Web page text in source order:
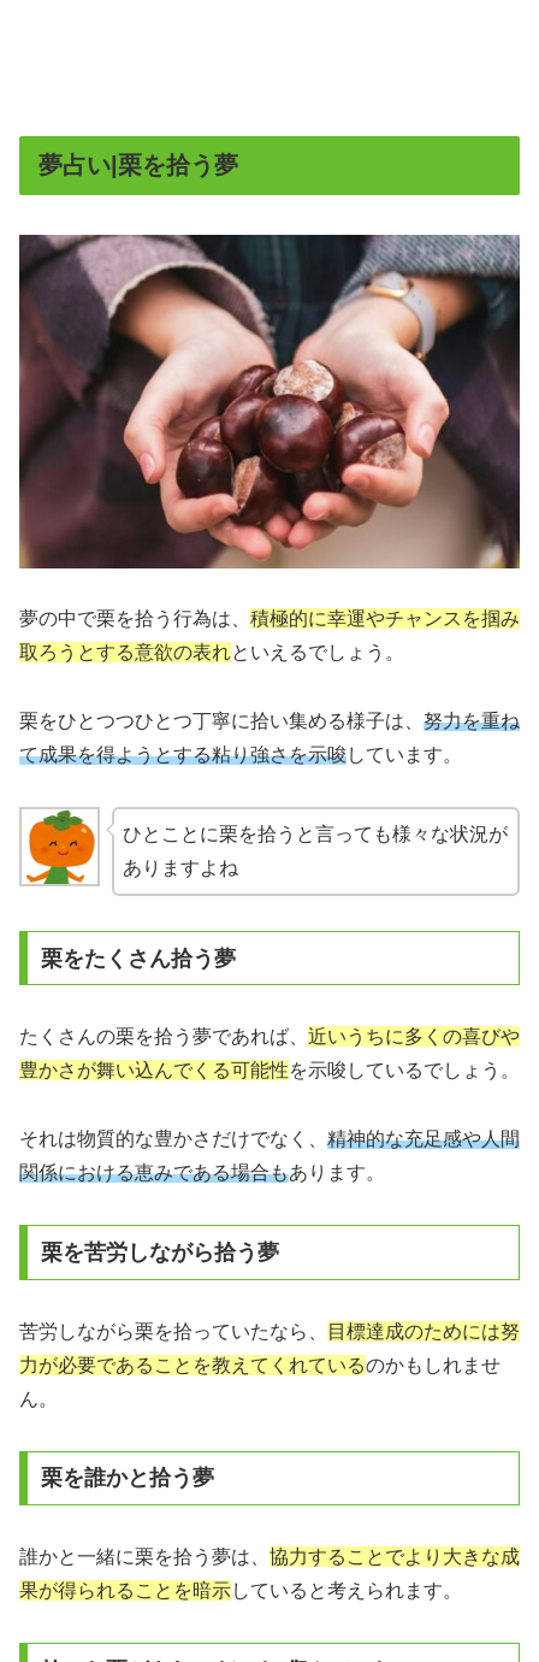
夢占い|栗を拾う夢
夢の中で栗を拾う行為は、 積極的に幸運やチャンスを掴み
取ろうとする意欲の表れといえるでしょう。
栗をひとつつひとつ丁寧に拾い集める様子は、 努力を重ね
て成果を得ようとする粘り強さを示唆しています。
ひとことに栗を拾うと言っても様々な状況が
ありますよね
栗をたくさん拾う夢
たくさんの栗を拾う夢であれば、 近いうちに多くの喜びや
豊かさが舞い込んでくる可能性を示唆しているでしょう。
それは物質的な豊かさだけでなく、 精神的な充足感や人間
関係における恵みである場合もあります。
栗を苦労しながら拾う夢
苦労しながら栗を拾っていたなら、
目標達成のためには努
力が必要であることを教えてくれているのかもしれませ
ん。
栗を誰かと拾う夢
誰かと一緒に栗を拾う夢は、 協力することでより大きな成
果が得られることを暗示していると考えられます。